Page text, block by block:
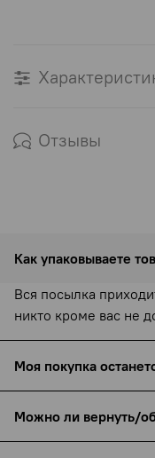
Отзывы
Как упаковываете
Вся посылка
никто кроме вас не
Моя покупка
СДЭК) обязаны
накладной — это
Можно ли вернуть/